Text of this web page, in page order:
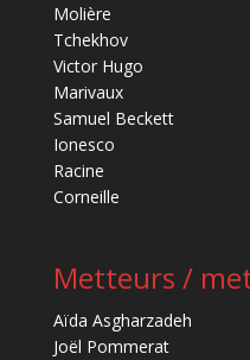
Molière
Tchekhov
Victor Hugo
Marivaux
Samuel Beckett
Ionesco
Racine
Corneille
Metteurs /
Aïda Asgharzadeh
Joël Pommerat